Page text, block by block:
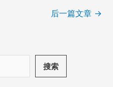
后一篇文章 →
搜索